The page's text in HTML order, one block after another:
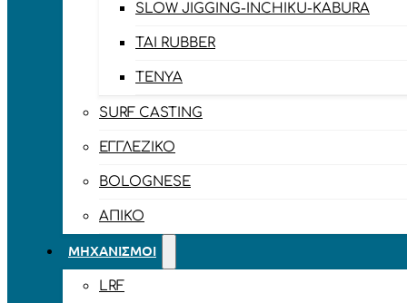
SLOW JIGGING-INCHIKU-KABURA
TAI RUBBER
TENYA
SURF CASTING
ΕΓΓΛΈΖΙΚΟ
BOLOGNESE
ΑΠΊΚΟ
ΜΗΧΑΝΙΣΜΟΊ
LRF